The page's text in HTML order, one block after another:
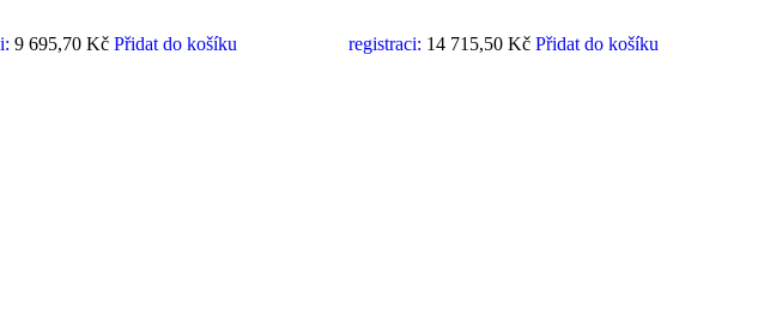
9 695,70 Kč Přidat do košíku registraci: 14 715,50 Kč Přidat do košíku